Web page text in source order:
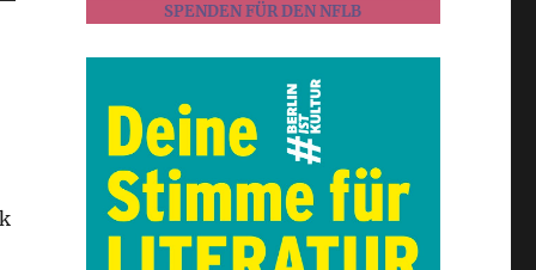
SPENDEN FÜR DEN NFLB